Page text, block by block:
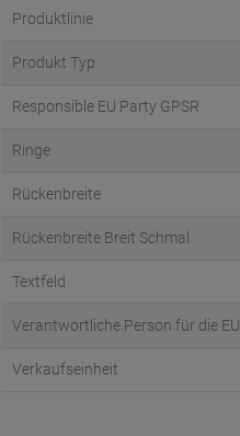
Produktlinie
Produkt Typ
Responsible EU Party GPSR
Ringe
Rückenbreite
Rückenbreite Breit Schmal
Textfeld
Verantwortliche Person für die EU
Verkaufseinheit